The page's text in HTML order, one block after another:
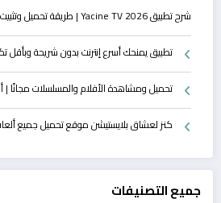
شرح تطبيق Yacine TV 2026 | طريقة تحميل وتثبيت واستخدام التطبيق خطوة بخطوة
تطبيق يمنحك أسرع إنترنت بدون شريحة وبأقل
تحميل ومشاهدة الأفلام والمسلسلات مجانًا | أفضل
كنز لعشاق بلايستيشن موقع تحميل جميع
جميع التصنيفات